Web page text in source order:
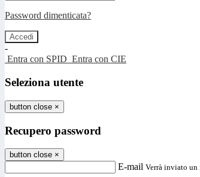
Password dimenticata?
-
Entra con SPID Entra con CIE
Seleziona utente
button close ×
Recupero password
button close ×
E-mail Verrà inviato un